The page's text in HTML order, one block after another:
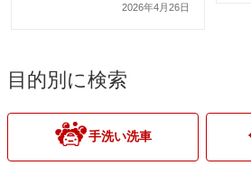
2026年4月26日
目的別に検索
手洗い洗車